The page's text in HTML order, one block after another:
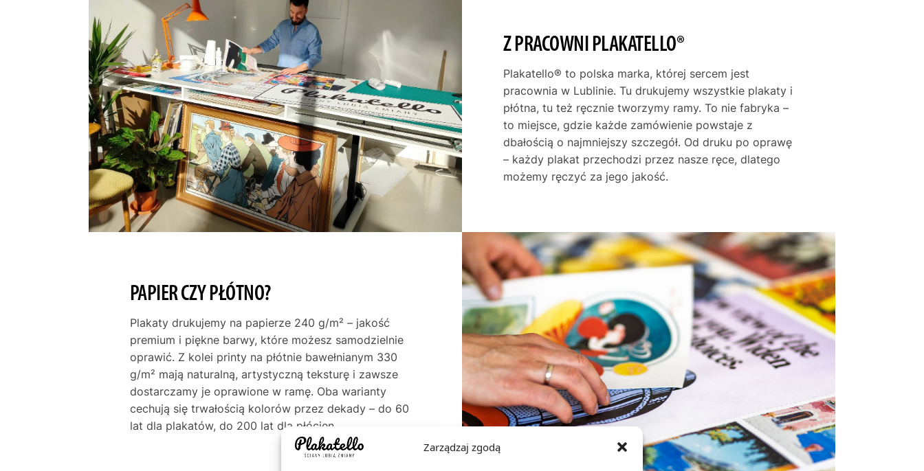
Zarządzaj zgodą
Z PRACOWNI PLAKATELLO®
Plakatello® to polska marka, której sercem jest
pracownia w Lublinie. Tu drukujemy wszystkie plakaty i
płótna, tu też ręcznie tworzymy ramy. To nie fabryka –
to miejsce, gdzie każde zamówienie powstaje z
dbałością o najmniejszy szczegół. Od druku po oprawę
– każdy plakat przechodzi przez nasze ręce, dlatego
możemy ręczyć za jego jakość.
PAPIER CZY PŁÓTNO?
Plakaty drukujemy na papierze 240 g/m² – jakość
premium i piękne barwy, które możesz samodzielnie
oprawić. Z kolei printy na płótnie bawełnianym 330
g/m² mają naturalną, artystyczną teksturę i zawsze
dostarczamy je oprawione w ramę. Oba warianty
cechują się trwałością kolorów przez dekady – do 60
lat dla plakatów, do 200 lat dla płócien.